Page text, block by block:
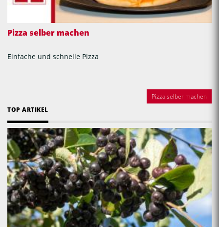
Pizza selber machen
Einfache und schnelle Pizza
Pizza selber machen
TOP ARTIKEL